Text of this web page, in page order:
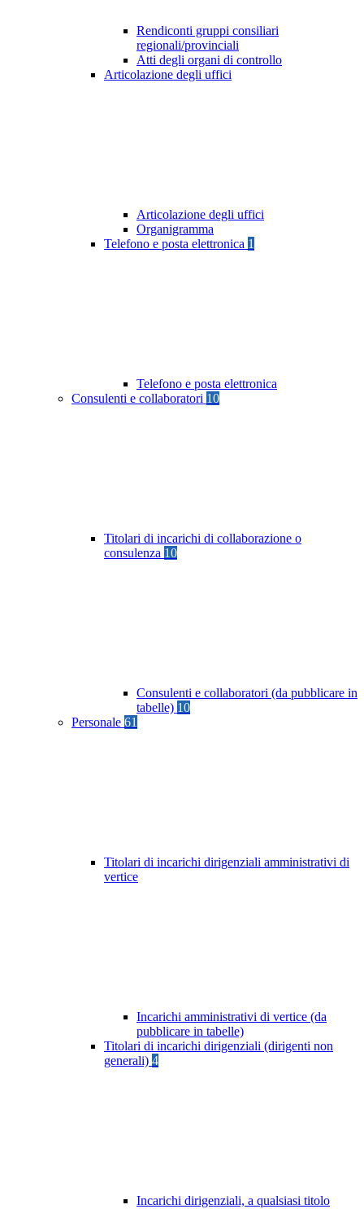
Rendiconti gruppi consiliari
regionali/provinciali
Atti degli organi di controllo
Articolazione degli uffici
Articolazione degli uffici
Organigramma
Telefono e posta elettronica 1
Telefono e posta elettronica
Consulenti e collaboratori 10
Titolari di incarichi di collaborazione o
consulenza 10
Consulenti e collaboratori (da pubblicare in
tabelle) 10
Personale 61
Titolari di incarichi dirigenziali amministrativi di
vertice
Incarichi amministrativi di vertice (da
pubblicare in tabelle)
Titolari di incarichi dirigenziali (dirigenti non
generali) 4
Incarichi dirigenziali, a qualsiasi titolo